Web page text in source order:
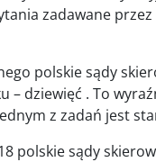
zadawane
polskie sądy
– dziewięć . To
z zadań jest
polskie sądy